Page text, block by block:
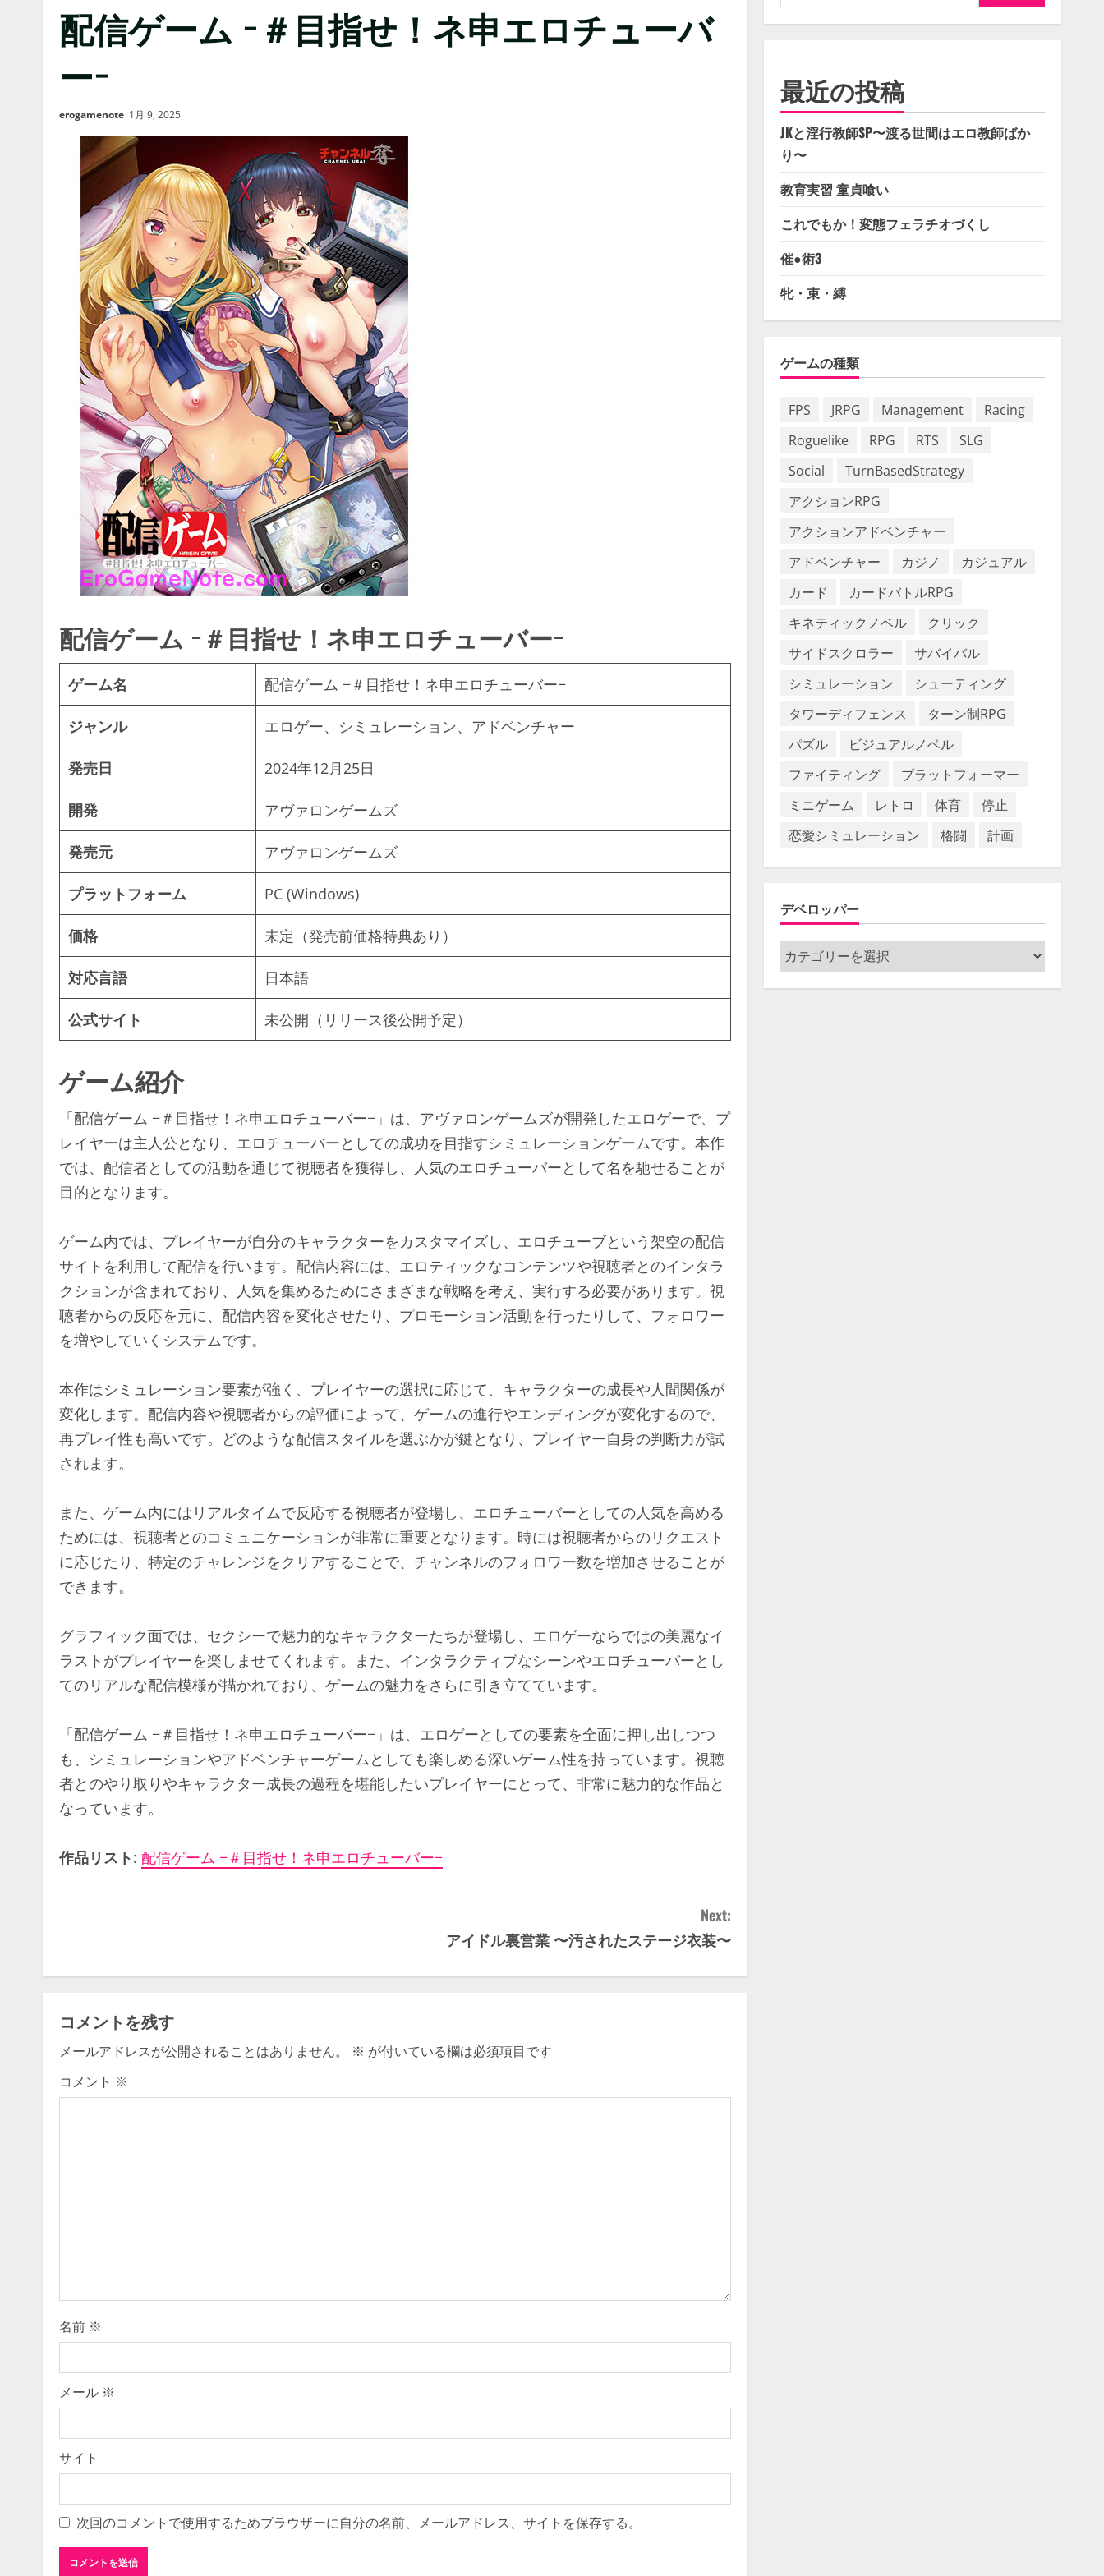
配信ゲーム −＃目指せ！ネ申エロチューバ
ー−
erogamenote 1月 9, 2025
配信ゲーム −＃目指せ！ネ申エロチューバー−
ゲーム名 配信ゲーム −＃目指せ！ネ申エロチューバー−
ジャンル エロゲー、シミュレーション、アドベンチャー
発売日 2024年12月25日
開発 アヴァロンゲームズ
発売元 アヴァロンゲームズ
プラットフォーム PC (Windows)
価格 未定（発売前価格特典あり）
対応言語 日本語
公式サイト 未公開（リリース後公開予定）
ゲーム紹介
「配信ゲーム −＃目指せ！ネ申エロチューバー−」は、アヴァロンゲームズが開発したエロゲーで、プ
レイヤーは主人公となり、エロチューバーとしての成功を目指すシミュレーションゲームです。本作
では、配信者としての活動を通じて視聴者を獲得し、人気のエロチューバーとして名を馳せることが
目的となります。
ゲーム内では、プレイヤーが自分のキャラクターをカスタマイズし、エロチューブという架空の配信
サイトを利用して配信を行います。配信内容には、エロティックなコンテンツや視聴者とのインタラ
クションが含まれており、人気を集めるためにさまざまな戦略を考え、実行する必要があります。視
聴者からの反応を元に、配信内容を変化させたり、プロモーション活動を行ったりして、フォロワー
を増やしていくシステムです。
本作はシミュレーション要素が強く、プレイヤーの選択に応じて、キャラクターの成長や人間関係が
変化します。配信内容や視聴者からの評価によって、ゲームの進行やエンディングが変化するので、
再プレイ性も高いです。どのような配信スタイルを選ぶかが鍵となり、プレイヤー自身の判断力が試
されます。
また、ゲーム内にはリアルタイムで反応する視聴者が登場し、エロチューバーとしての人気を高める
ためには、視聴者とのコミュニケーションが非常に重要となります。時には視聴者からのリクエスト
に応じたり、特定のチャレンジをクリアすることで、チャンネルのフォロワー数を増加させることが
できます。
グラフィック面では、セクシーで魅力的なキャラクターたちが登場し、エロゲーならではの美麗なイ
ラストがプレイヤーを楽しませてくれます。また、インタラクティブなシーンやエロチューバーとし
てのリアルな配信模様が描かれており、ゲームの魅力をさらに引き立てています。
「配信ゲーム −＃目指せ！ネ申エロチューバー−」は、エロゲーとしての要素を全面に押し出しつつ
も、シミュレーションやアドベンチャーゲームとしても楽しめる深いゲーム性を持っています。視聴
者とのやり取りやキャラクター成長の過程を堪能したいプレイヤーにとって、非常に魅力的な作品と
なっています。
作品リスト: 配信ゲーム −＃目指せ！ネ申エロチューバー−
n
t
i
n
d
i
n
g
Next:
アイドル裏営業 〜汚されたステージ衣装〜
コメントを残す
メールアドレスが公開されることはありません。 ※ が付いている欄は必須項目です
コメント ※
名前 ※
メール ※
サイト
次回のコメントで使用するためブラウザーに自分の名前、メールアドレス、サイトを保存する。
索:
最近の投稿
JKと淫行教師SP〜渡る世間はエロ教師ばか
り〜
教育実習 童貞喰い
これでもか！変態フェラチオづくし
催●術3
牝・束・縛
ゲームの種類
FPS JRPG Management
Racing
Roguelike
RPG RTS
SLG
Social
TurnBasedStrategy
アクションRPG
アクションアドベンチャー
アドベンチャー
カジノ
カジュアル
カード
カードバトルRPG
キネティックノベル
クリック
サイドスクロラー
サバイバル
シミュレーション
シューティング
タワーディフェンス
ターン制RPG
パズル
ビジュアルノベル
ファイティング
プラットフォーマー
ミニゲーム
レトロ 体育
停止
恋愛シミュレーション
格闘 計画
デベロッパー
デ
ベ